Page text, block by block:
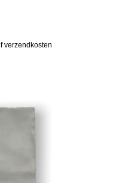
verzendkosten